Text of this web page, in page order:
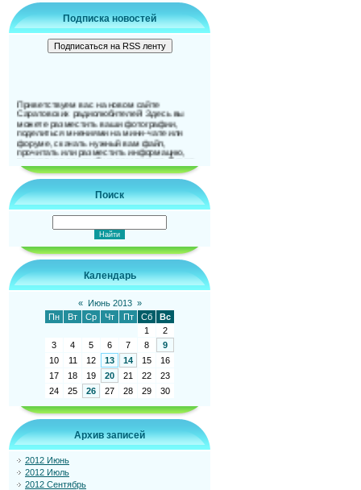
Подписка новостей
Приветствуем вас на новом сайте
Саратовских радиолюбителей! Здесь вы
можете разместить ваши фотографии,
поделиться мнениями на мини-чате или
форуме, скачать нужный вам файл,
прочитать или разместить информацию,
поделиться ссылкой на ваш ресурс. Также
можно и подписаться на новости сайта. До
встречи на страницах сайта!
Поиск
Календарь
« Июнь 2013 »
Пн
Вт Ср Чт Пт Сб
Вс
1
2
3
4 5 6 7 8
9
10
11 12 13 14 15
16
17
18 19 20 21 22
23
24
25 26 27 28 29 30
Архив записей
2012 Июнь
2012 Июль
2012 Сентябрь